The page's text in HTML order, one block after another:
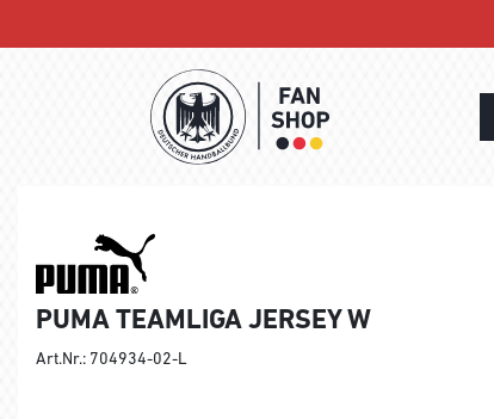
PUMA TEAMLIGA JERSEY W
Art.Nr.: 704934-02-L